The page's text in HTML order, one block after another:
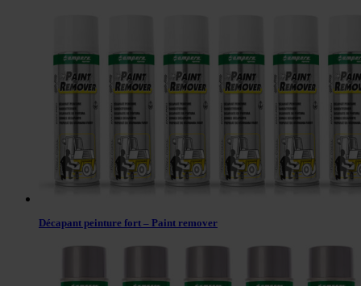
Décapant peinture fort – Paint remover